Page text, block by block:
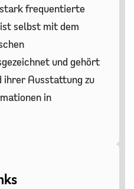
frequentierte
selbst mit dem
und gehört
ihrer Ausstattung zu
in